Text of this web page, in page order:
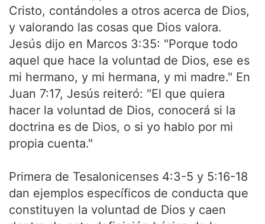
Cristo, contándoles a otros acerca de Dios,
y valorando las cosas que Dios valora.
Jesús dijo en Marcos 3:35: "Porque todo
aquel que hace la voluntad de Dios, ese es
mi hermano, y mi hermana, y mi madre." En
Juan 7:17, Jesús reiteró: "El que quiera
hacer la voluntad de Dios, conocerá si la
doctrina es de Dios, o si yo hablo por mi
propia cuenta."
Primera de Tesalonicenses 4:3-5 y 5:16-18
dan ejemplos específicos de conducta que
constituyen la voluntad de Dios y caen